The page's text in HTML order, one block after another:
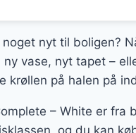
nyt til boligen?
vase, nyt tapet –
krøllen på halen på
– White er